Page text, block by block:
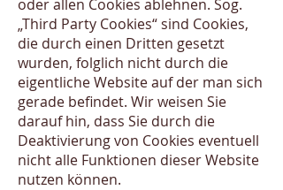
oder allen Cookies ablehnen. Sog.
„Third Party Cookies“ sind Cookies,
die durch einen Dritten gesetzt
wurden, folglich nicht durch die
eigentliche Website auf der man sich
gerade befindet. Wir weisen Sie
darauf hin, dass Sie durch die
Deaktivierung von Cookies eventuell
nicht alle Funktionen dieser Website
nutzen können.